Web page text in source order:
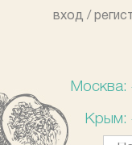
вход /
Москва:
Крым: